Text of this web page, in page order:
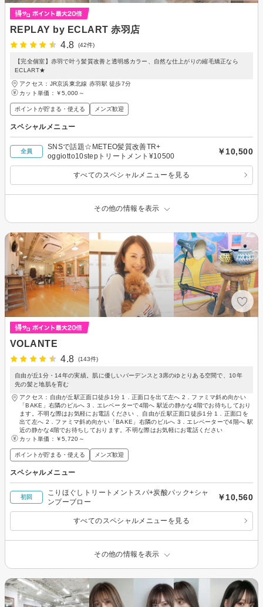
REPLAY by ECLART 赤羽店
4.8
(42件)
【完全個室】赤羽で叶う髪質改善と透明感カラー、自然な仕上がりの縮毛矯正なら
ECLART★
アクセス：JR京浜東北線 赤羽駅 徒歩7分
カット単価： ￥5,000～
ポイントが貯まる・使える メンズ歓迎
スペシャルメニュー
全員
SNSで話題☆METEO髪質改善TR+
oggiotto10stepトリートメント¥10500
￥10,500
すべてのスペシャルメニューを見る
その他の情報を表示
VOLANTE
4.8
(143件)
自由が丘1分・14年の実績。肌に優しいバーデンスと3席のゆとりある空間で、10年
先の髪と地肌を育む
アクセス：自由が丘駅正面口徒歩1分 1．正面口を出て左へ 2．ファミマ斜め向かい
「BAKE」右隣のビルへ 3．エレベーターで4階へ 駅近の静かな4階でお待ちしており
ます。不明な際はお気軽にお電話ください 、自由が丘駅正面口徒歩1分 1．正面口を
出て左へ 2．ファミマ斜め向かい「BAKE」右隣のビルへ 3．エレベーターで4階へ 駅
近の静かな4階でお待ちしております。不明な際はお気軽にお電話ください
カット単価： ￥5,720～
ポイントが貯まる・使える メンズ歓迎
スペシャルメニュー
初回
こりほぐしトリートメントスパ+炭酸パック+シャ
ンプーブロー
￥10,560
すべてのスペシャルメニューを見る
その他の情報を表示